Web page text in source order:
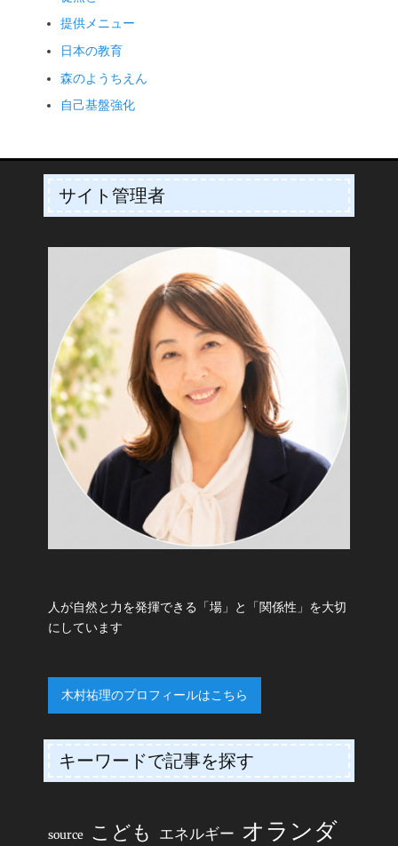
提供メニュー
日本の教育
森のようちえん
自己基盤強化
サイト管理者
人が自然と力を発揮できる「場」と「関係性」を大切
にしています
木村祐理のプロフィールはこちら
キーワードで記事を探す
source こども エネルギー オランダ